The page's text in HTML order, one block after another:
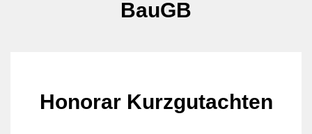
BauGB
Honorar Kurzgutachten